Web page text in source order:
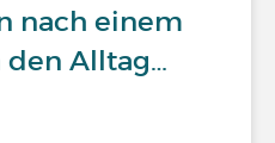
nach einem
den Alltag…